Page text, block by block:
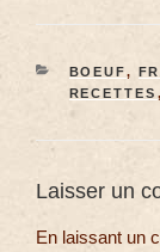
BOEUF,
RECETTES
Laisser un
En laissant un